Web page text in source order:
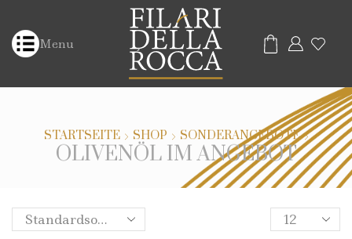
Menu
STARTSEITE SHOP SONDERANGEBOTE
OLIVENÖL IM ANGEBOT